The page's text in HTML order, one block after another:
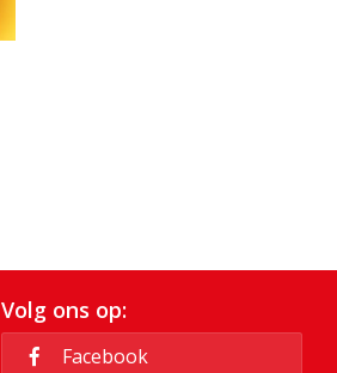
Volg ons op:
Facebook